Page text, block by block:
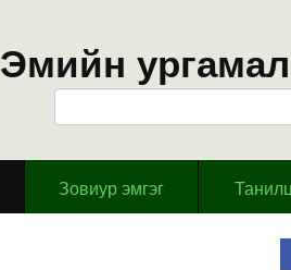
Эмийн
Зовиур эмгэг